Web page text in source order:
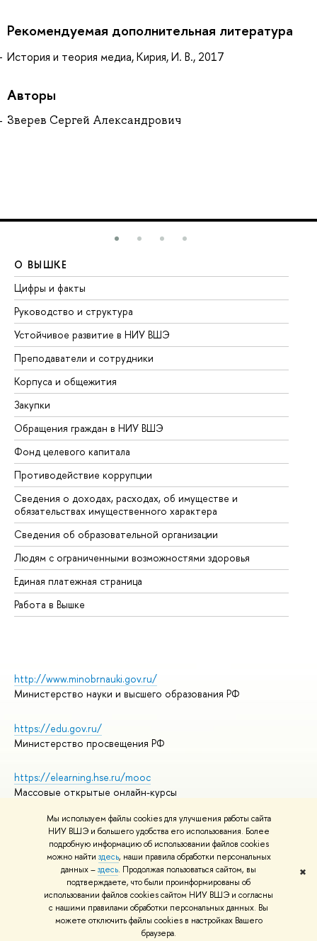
Мы используем файлы cookies для улучшения работы сайта
НИУ ВШЭ и большего удобства его использования. Более
подробную информацию об использовании файлов cookies
можно найти здесь, наши правила обработки персональных
данных –здесь. Продолжая пользоваться сайтом, вы
подтверждаете, что были проинформированы об
использовании файлов cookies сайтом НИУ ВШЭ и согласны
с нашими правилами обработки персональных данных. Вы
можете отключить файлы cookies в настройках Вашего
браузера.
✖
Рекомендуемая дополнительная литература
История и теория медиа, Кирия, И. В., 2017
Авторы
Зверев Сергей Александрович
О ВЫШКЕ
Цифры и факты
Руководство и структура
Устойчивое развитие в НИУ ВШЭ
Преподаватели и сотрудники
Корпуса и общежития
Закупки
Обращения граждан в НИУ ВШЭ
Фонд целевого капитала
Противодействие коррупции
Сведения о доходах, расходах, об имуществе и
обязательствах имущественного характера
Сведения об образовательной организации
Людям с ограниченными возможностями здоровья
Единая платежная страница
Работа в Вышке
http://www.minobrnauki.gov.ru/
Министерство науки и высшего образования РФ
https://edu.gov.ru/
Министерство просвещения РФ
https://elearning.hse.ru/mooc
Массовые открытые онлайн-курсы
© НИУ ВШЭ 1993–2026
Адреса и контакты
Условия использования материалов
Политика конфиденциальности
Правила применения рекомендательных технологий в НИУ ВШЭ
Карта сайта